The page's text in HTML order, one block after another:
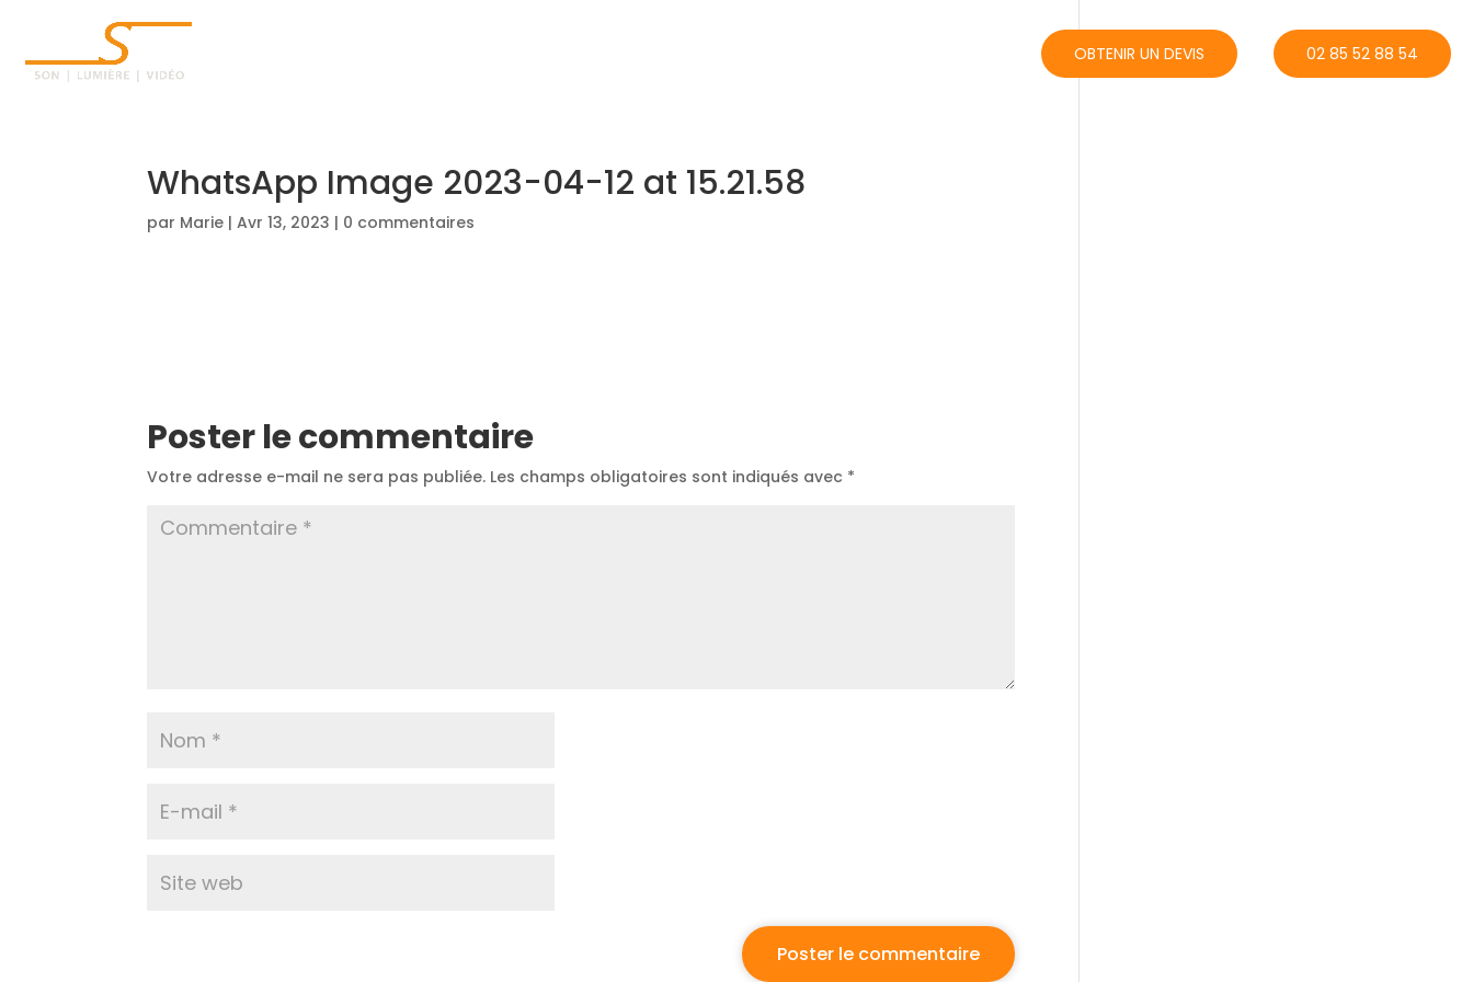
OBTENIR UN DEVIS 02 85 52 88 54
WhatsApp Image 2023-04-12 at 15.21.58
par Marie |Avr 13, 2023 | 0 commentaires
Poster le commentaire
Votre adresse e-mail ne sera pas publiée. Les champs obligatoires sont indiqués avec *